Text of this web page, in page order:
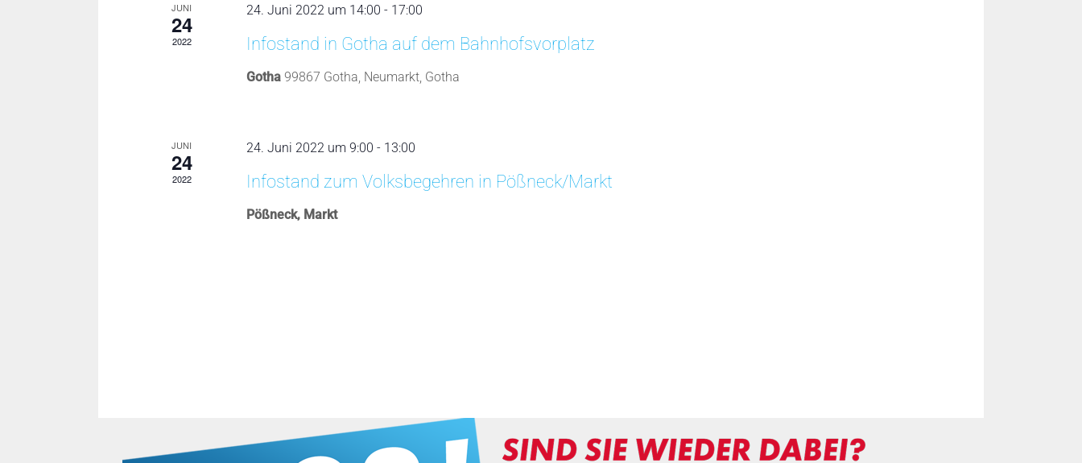
JUNI
24
2022
24. Juni 2022 um 14:00 - 17:00
Infostand in Gotha auf dem Bahnhofsvorplatz
Gotha 99867 Gotha, Neumarkt, Gotha
JUNI
24
2022
24. Juni 2022 um 9:00 - 13:00
Infostand zum Volksbegehren in Pößneck/Markt
Pößneck, Markt